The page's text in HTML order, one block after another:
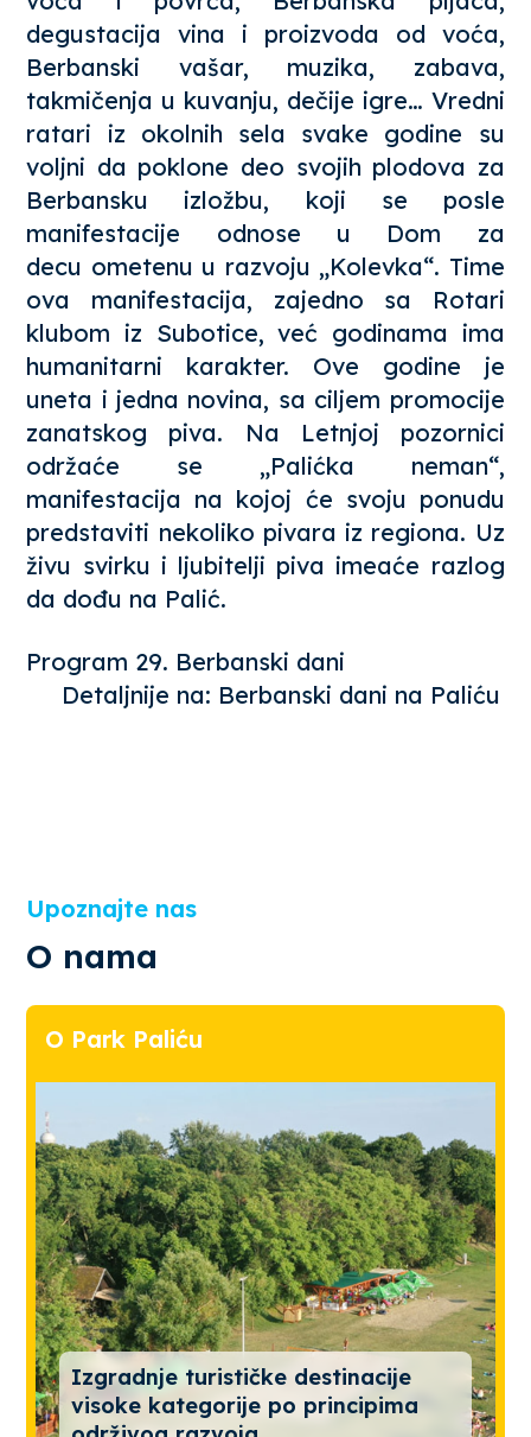
degustacija vina i proizvoda od voća,
Berbanski vašar, muzika, zabava,
takmičenja u kuvanju, dečije igre… Vredni
ratari iz okolnih sela svake godine su
voljni da poklone deo svojih plodova za
Berbansku izložbu, koji se posle
manifestacije odnose u Dom za
decu ometenu u razvoju „Kolevka“. Time
ova manifestacija, zajedno sa Rotari
klubom iz Subotice, već godinama ima
humanitarni karakter. Ove godine je
uneta i jedna novina, sa ciljem promocije
zanatskog piva. Na Letnjoj pozornici
održaće se „Palićka neman“,
manifestacija na kojoj će svoju ponudu
predstaviti nekoliko pivara iz regiona. Uz
živu svirku i ljubitelji piva imeaće razlog
da dođu na Palić.
Program 29. Berbanski dani
Detaljnije na: Berbanski dani na Paliću
Upoznajte nas
O nama
O Park Paliću
Izgradnje turističke destinacije
visoke kategorije po principima